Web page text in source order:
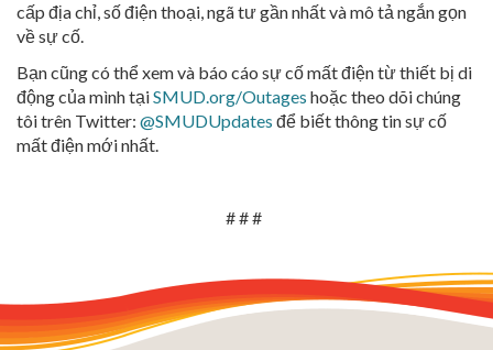
cấp địa chỉ, số điện thoại, ngã tư gần nhất và mô tả ngắn gọn
về sự cố.
Bạn cũng có thể xem và báo cáo sự cố mất điện từ thiết bị di
động của mình tạiSMUD.org/Outages hoặc theo dõi chúng
tôi trên Twitter: @SMUDUpdates để biết thông tin sự cố
mất điện mới nhất.
# # #